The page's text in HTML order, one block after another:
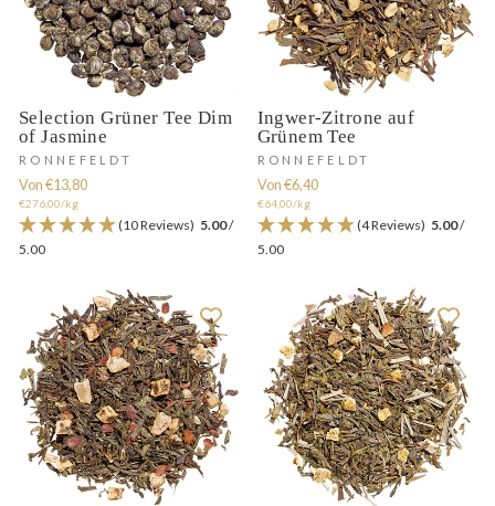
Selection Grüner Tee Dim
of Jasmine
RONNEFELDT
Von €13,80
€276,00/kg
(10 Reviews) 5.00/
5.00
Ingwer-Zitrone auf
Grünem Tee
RONNEFELDT
Von €6,40
€64,00/kg
(4 Reviews) 5.00/
5.00